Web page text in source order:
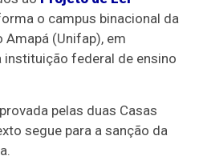
o campus binacional da
Amapá (Unifap), em
instituição federal de ensino
pelas duas Casas
segue para a sanção da